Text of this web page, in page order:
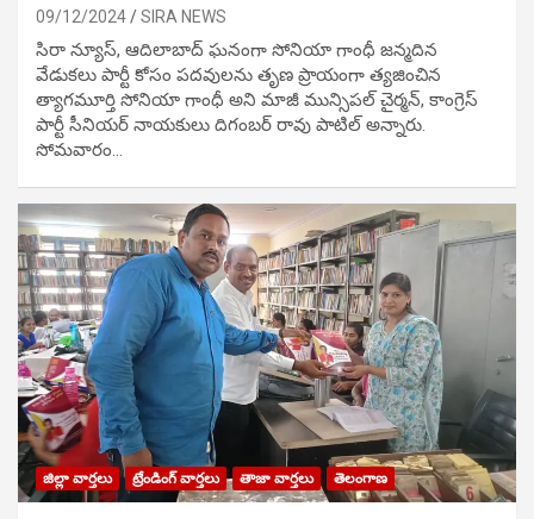
09/12/2024 SIRA NEWS
సిరా న్యూస్, ఆదిలాబాద్ ఘ‌నంగా సోనియా గాంధీ జ‌న్మ‌దిన
వేడుక‌లు పార్టీ కోసం ప‌ద‌వుల‌ను తృణ ప్రాయంగా త్య‌జించిన
త్యాగమూర్తి సోనియా గాంధీ అని మాజీ మున్సిప‌ల్ చైర్మ‌న్, కాంగ్రెస్
పార్టీ సీనియ‌ర్ నాయ‌కులు దిగంబ‌ర్ రావు పాటిల్ అన్నారు.
సోమవారం…
జిల్లా వార్తలు ట్రేండింగ్ వార్తలు తాజా వార్తలు తెలంగాణ